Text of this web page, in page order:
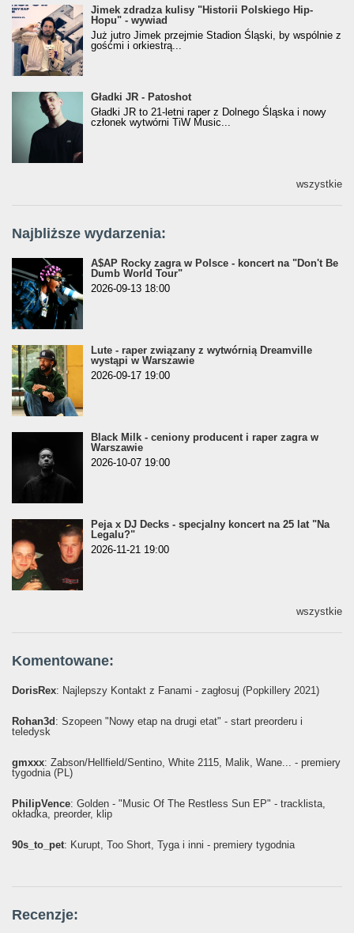
Jimek zdradza kulisy "Historii Polskiego Hip-
Hopu" - wywiad
Jimek zdradza kulisy "Historii Polskiego Hip-
Hopu" - wywiad
Już jutro Jimek przejmie Stadion Śląski, by wspólnie z
gośćmi i orkiestrą...
Gładki JR - Patoshot
Gładki JR - Patoshot
Gładki JR to 21-letni raper z Dolnego Śląska i nowy
członek wytwórni TiW Music...
wszystkie
Najbliższe wydarzenia:
A$AP Rocky zagra w Polsce - koncert na "Don't Be
Dumb World Tour"
2026-09-13 18:00
Lute - raper związany z wytwórnią Dreamville
wystąpi w Warszawie
2026-09-17 19:00
Black Milk - ceniony producent i raper zagra w
Warszawie
2026-10-07 19:00
Peja x DJ Decks - specjalny koncert na 25 lat "Na
Legalu?"
2026-11-21 19:00
wszystkie
Komentowane:
DorisRex: Najlepszy Kontakt z Fanami - zagłosuj (Popkillery 2021)
Rohan3d : Szopeen "Nowy etap na drugi etat" - start preorderu i
teledysk
gmxxx: Żabson/Hellfield/Sentino, White 2115, Malik, Wane... - premiery
tygodnia (PL)
PhilipVence: Golden - "Music Of The Restless Sun EP" - tracklista,
okładka, preorder, klip
90s_to_pet: Kurupt, Too Short, Tyga i inni - premiery tygodnia
Recenzje: